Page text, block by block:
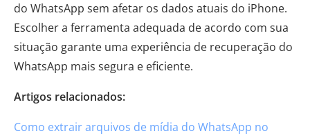
do WhatsApp sem afetar os dados atuais do iPhone.
Escolher a ferramenta adequada de acordo com sua
situação garante uma experiência de recuperação do
WhatsApp mais segura e eficiente.
Artigos relacionados:
Como extrair arquivos de mídia do WhatsApp no ​​